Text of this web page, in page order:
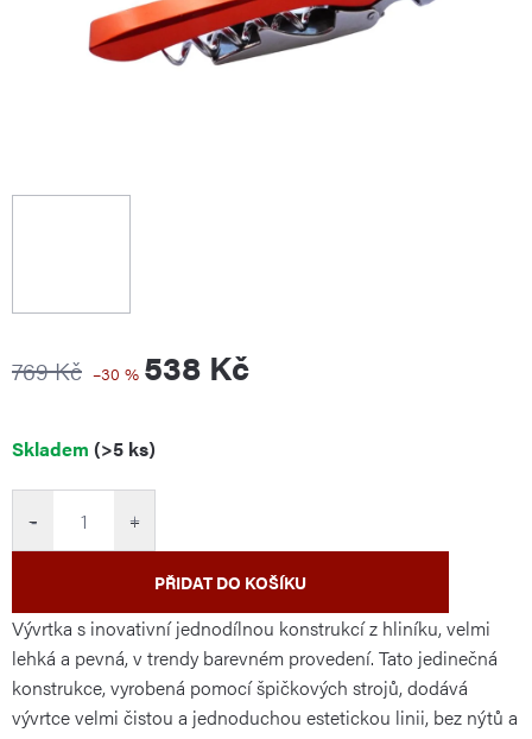
769 Kč –30 % 538 Kč
Měrná
Skladem (>5 ks)
+
−
PŘIDAT DO KOŠÍKU
Vývrtka s inovativní jednodílnou konstrukcí z hliníku, velmi
lehká a pevná, v trendy barevném provedení. Tato jedinečná
konstrukce, vyrobená pomocí špičkových strojů, dodává
vývrtce velmi čistou a jednoduchou estetickou linii, bez nýtů a